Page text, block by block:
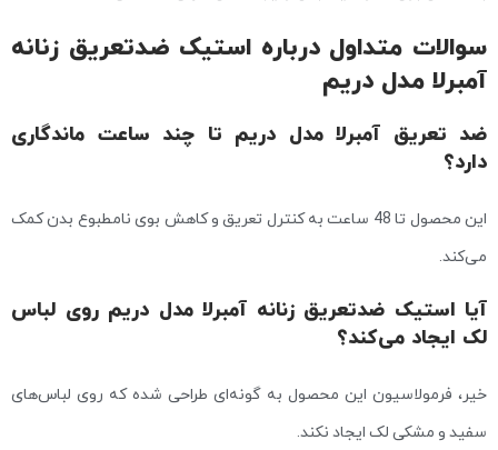
سوالات متداول درباره استیک ضدتعریق زنانه
آمبرلا مدل دریم
ضد تعریق آمبرلا مدل دریم تا چند ساعت ماندگاری
دارد؟
این محصول تا 48 ساعت به کنترل تعریق و کاهش بوی نامطبوع بدن کمک
می‌کند.
آیا استیک ضدتعریق زنانه آمبرلا مدل دریم روی لباس
لک ایجاد می‌کند؟
خیر، فرمولاسیون این محصول به گونه‌ای طراحی شده که روی لباس‌های
سفید و مشکی لک ایجاد نکند.